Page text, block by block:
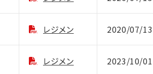
レジメン 2020/07/13
レジメン 2023/10/01